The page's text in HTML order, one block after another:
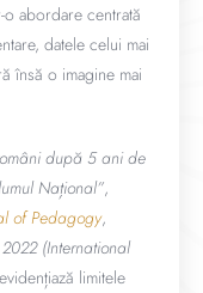
abordare centrată
datele celui mai
însă o imagine mai
după 5 ani de
Național”,
of Pedagogy,
(International
limitele